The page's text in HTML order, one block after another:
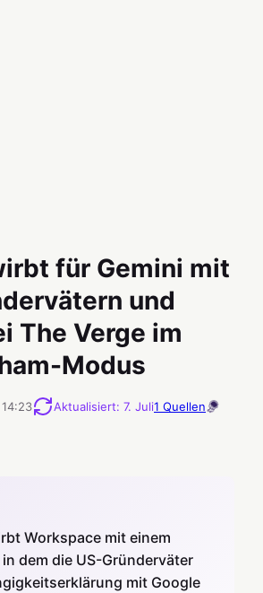
für Gemini mit
und
The Verge im
Modus
Aktualisiert: 7. Juli1 Quellen
Workspace mit einem
dem die US-Gründerväter
mit Google